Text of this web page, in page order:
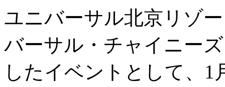
ユニバーサル北京リゾ
バーサル・チャイニー
したイベントとして、1